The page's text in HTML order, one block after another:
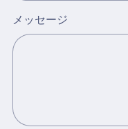
メッセージ